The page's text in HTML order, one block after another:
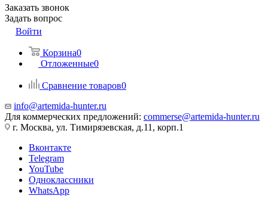
Заказать звонок
Задать вопрос
Войти
Корзина0
Отложенные0
Сравнение товаров0
info@artemida-hunter.ru
Для коммерческих предложений: commerse@artemida-hunter.ru
г. Москва, ул. Тимирязевская, д.11, корп.1
Вконтакте
Telegram
YouTube
Одноклассники
WhatsApp